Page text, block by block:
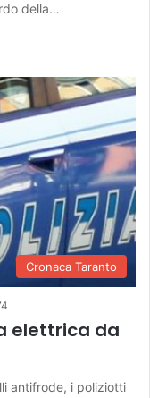
della…
Cronaca Taranto
elettrica da
antifrode, i poliziotti